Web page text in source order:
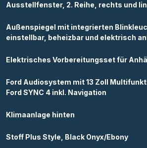
Ausstellfenster, 2. Reihe, rechts und
Außenspiegel mit integrierten
einstellbar, beheizbar und elektrisch
Elektrisches Vorbereitungsset für
Ford Audiosystem mit 13 Zoll
Ford SYNC 4 inkl. Navigation
Klimaanlage hinten
Stoff Plus Style, Black Onyx/Ebony